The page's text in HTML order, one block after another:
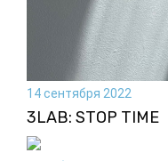
14 сентября 2022
3LAB: STOP TIME